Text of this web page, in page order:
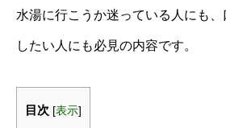
水湯に行こうか迷っている人にも
したい人にも必見の内容です。
目次 [表示]